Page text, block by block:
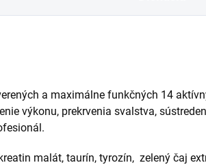
a maximálne funkčných 14
výkonu, prekrvenia svalstva,
malát, taurín, tyrozín, zelený čaj